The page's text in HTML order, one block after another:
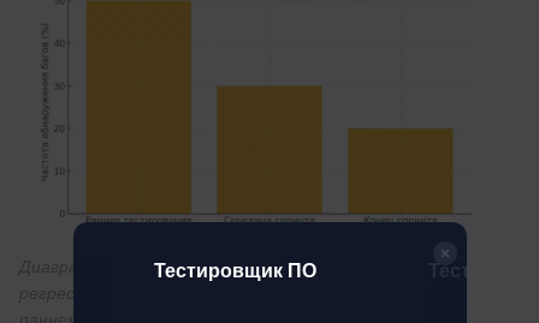
Диаграмма отображает частоту обнаружения
Тестировщик ПО